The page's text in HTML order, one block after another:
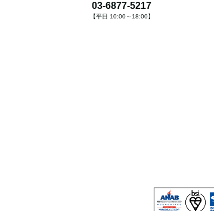
03-6877-5217
【平日 10:00～18:00】